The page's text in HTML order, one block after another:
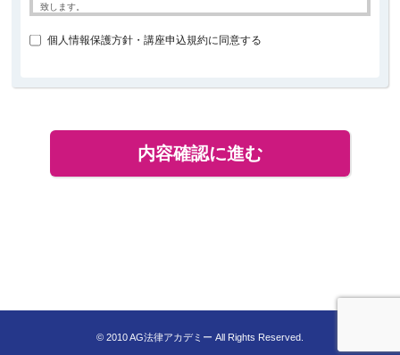
③個人情報の管理について
ぐために必要なセキュリティ対策を実施します。また、皆様にご提供頂いた個
ーが判断した場合
・お客様の事前の承諾がある場合
・②の収集目的の達成に必要な範囲内で、個人情報の取扱いを第三者に預託す
る場合。ただし、この預託先には個人情報の保護に関する関係諸法令に基づい
致します。
各講座の通学クラスの講座については、受講生の数が５名に満たない場合
ず、会場および開講日の変更をする場合があります。また、開講後のカリ
受講期間は、講座開講日より12ヶ月間とし、「講座開講日」とは、教材の
受け取り完了日（一部の受け取りを含む）を指します。なお、郵送での受
教材は、受講料のご入金が確認できた日の翌日から5営業日以内に、ご登録
個人情報保護方針・講座申込規約に同意する
© 2010 AG法律アカデミー All Rights Reserved.